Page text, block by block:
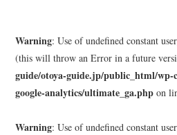
Warning: Use of undefined constant
(this will throw an Error in a future
guide/otoya-guide.jp/public_html/
google-analytics/ultimate_ga.php on
Warning: Use of undefined constant